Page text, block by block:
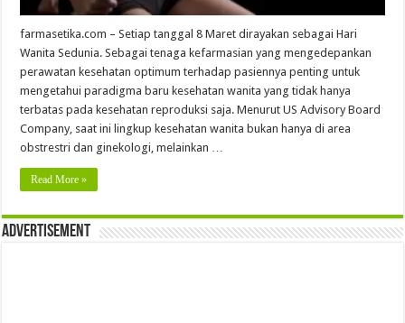
farmasetika.com – Setiap tanggal 8 Maret dirayakan sebagai Hari
Wanita Sedunia. Sebagai tenaga kefarmasian yang mengedepankan
perawatan kesehatan optimum terhadap pasiennya penting untuk
mengetahui paradigma baru kesehatan wanita yang tidak hanya
terbatas pada kesehatan reproduksi saja. Menurut US Advisory Board
Company, saat ini lingkup kesehatan wanita bukan hanya di area
obstrestri dan ginekologi, melainkan …
Read More »
Advertisement